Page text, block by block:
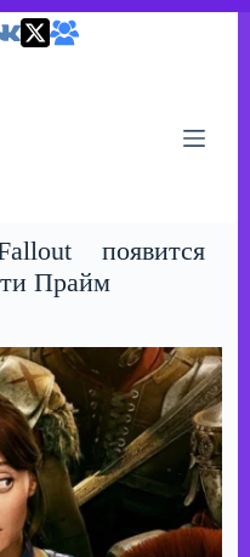
появится
Прайм